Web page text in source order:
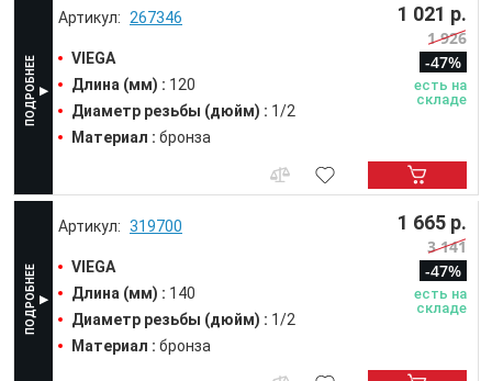
267346
VIEGA
Длина (мм) : 120
Диаметр резьбы (дюйм) : 1/2
Материал : бронза
1 021 р.
1 926
-47%
есть на
складе
319700
VIEGA
Длина (мм) : 140
Диаметр резьбы (дюйм) : 1/2
Материал : бронза
1 665 р.
3 141
-47%
есть на
складе